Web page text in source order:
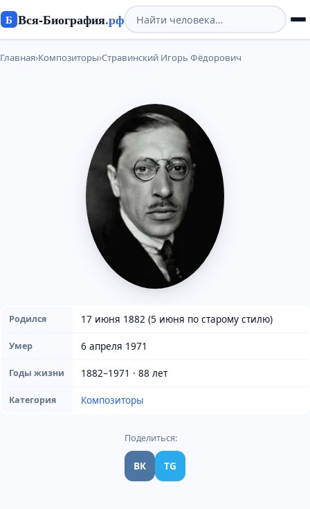
Б Вся-Биография.рф
Главная›Композиторы›Стравинский Игорь Фёдорович
Родился 17 июня 1882 (5 июня по старому стилю)
Умер 6 апреля 1971
Годы жизни 1882–1971 · 88 лет
Категория Композиторы
Поделиться:
ВК TG